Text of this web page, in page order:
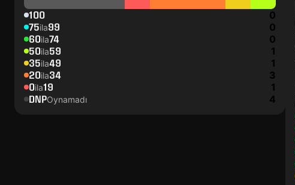
100 0
75ila99 0
60ila74 0
50ila59 1
35ila49 1
20ila34 3
0ila19 1
DNPOynamadı 4